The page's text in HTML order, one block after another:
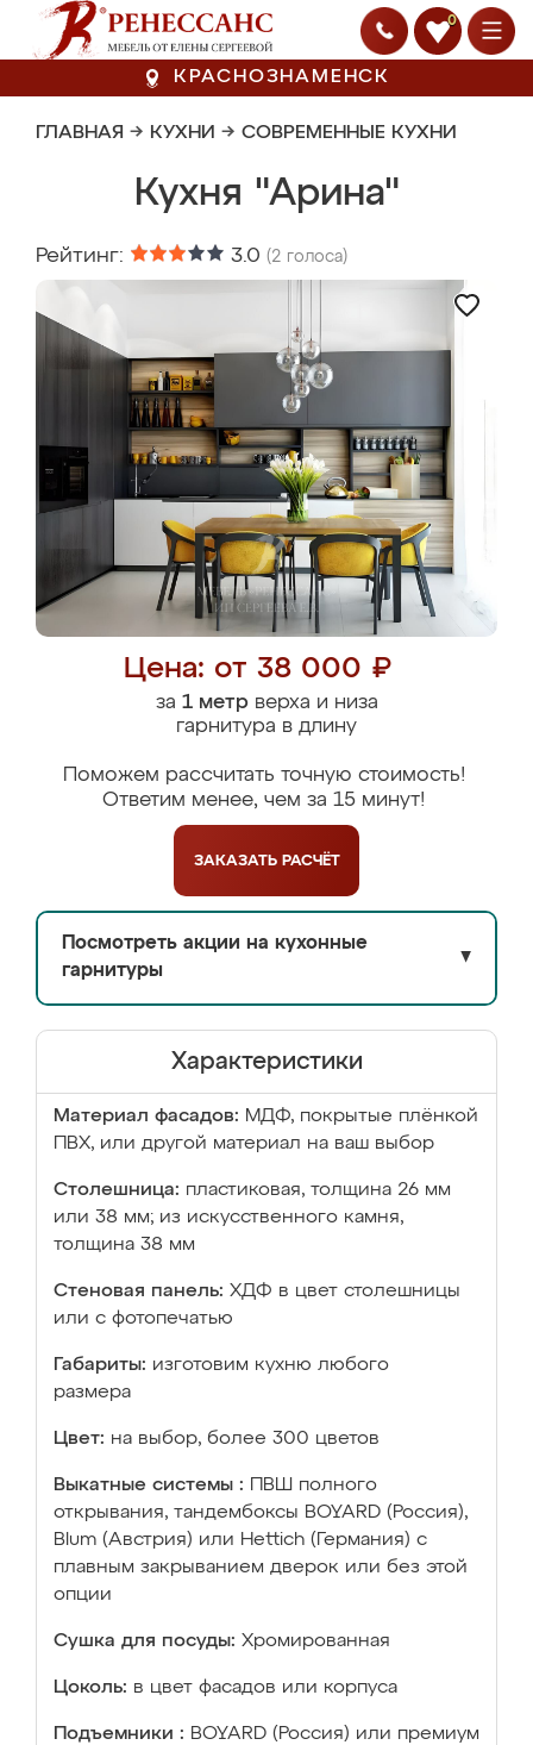
0
КРАСНОЗНАМЕНСК
ГЛАВНАЯ → КУХНИ → СОВРЕМЕННЫЕ КУХНИ
Кухня "Арина"
Рейтинг: 3.0 (2 голоса)
Цена: от 38 000 ₽
за 1 метрверха и низа
гарнитура в длину
Поможем рассчитать точную стоимость!
Ответим менее, чем за 15 минут!
ЗАКАЗАТЬ РАСЧЁТ
Посмотреть акции на кухонные
гарнитуры
▼
Характеристики
Материал фасадов: МДФ, покрытые плёнкой
ПВХ, или другой материал на ваш выбор
Столешница: пластиковая, толщина 26 мм
или 38 мм; из искусственного камня,
толщина 38 мм
Стеновая панель: ХДФ в цвет столешницы
или с фотопечатью
Габариты: изготовим кухню любого
размера
Цвет: на выбор, более 300 цветов
Выкатные системы :
ПВШ полного
открывания, тандембоксы BOYARD (Россия),
Blum (Австрия) или Hettich (Германия) с
плавным закрыванием дверок или без этой
опции
Сушка для посуды: Хромированная
Цоколь: в цвет фасадов или корпуса
Подъемники : BOYARD (Россия) или премиум